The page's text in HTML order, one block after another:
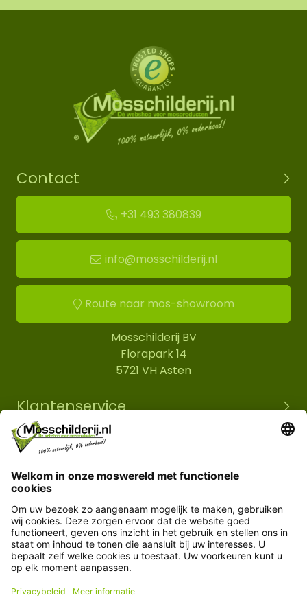
Contact
+31 493 380839
info@mosschilderij.nl
Route naar mos-showroom
Mosschilderij BV
Florapark 14
5721 VH Asten
Klantenservice
Informatie
© Copyright 2026 Mosschilderij.nl